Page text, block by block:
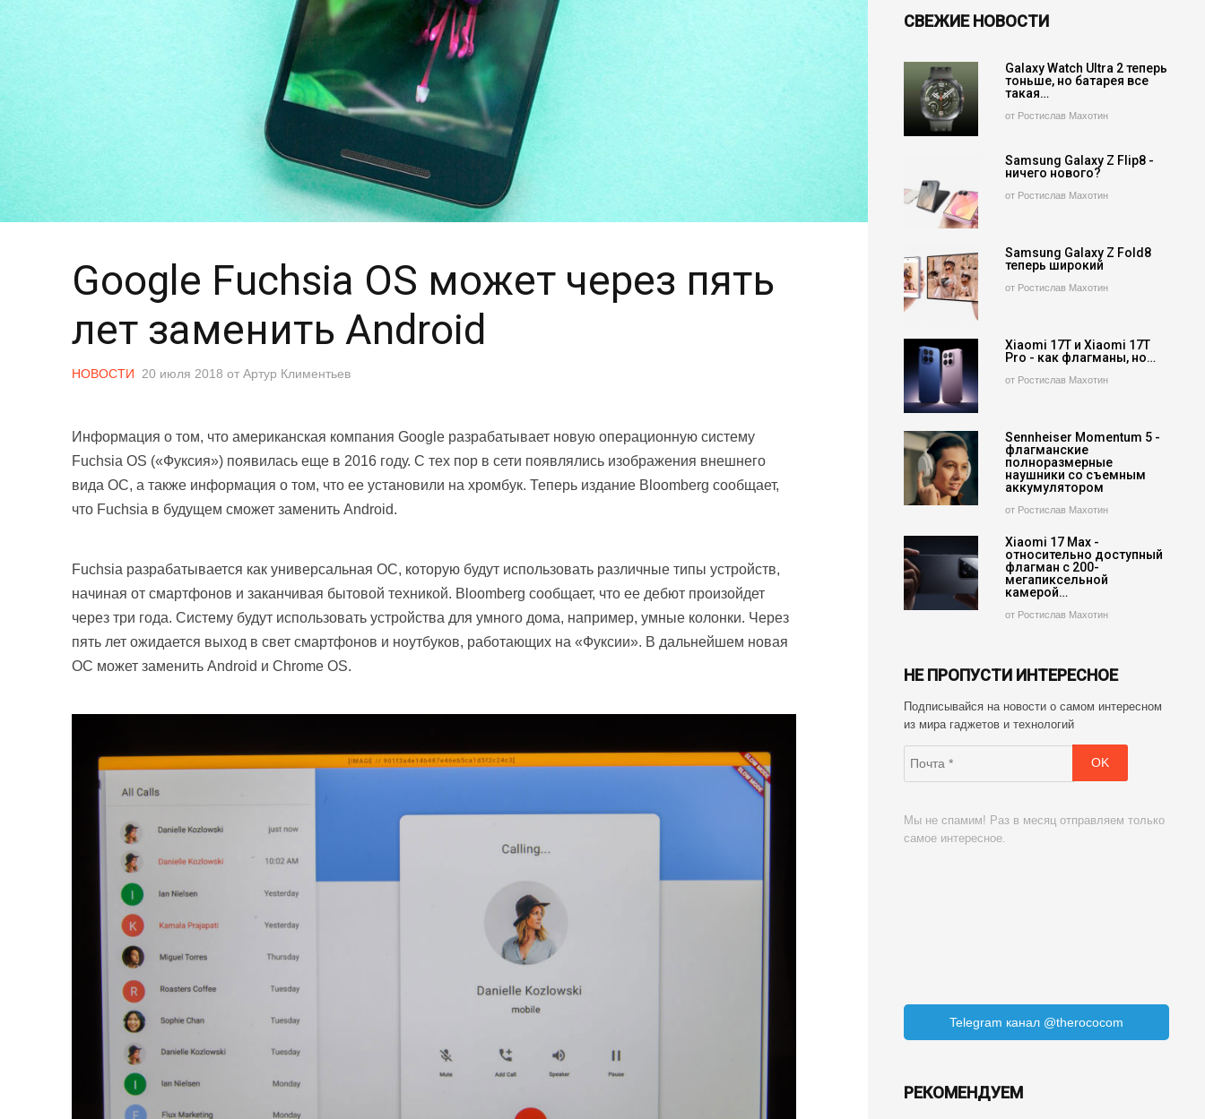
Google Fuchsia OS может через пять
лет заменить Android
НОВОСТИ 20 июля 2018 от Артур Климентьев
Информация о том, что американская компания Google разрабатывает новую операционную систему
Fuchsia OS («Фуксия») появилась еще в 2016 году. С тех пор в сети появлялись изображения внешнего
вида ОС, а также информация о том, что ее установили на хромбук. Теперь издание Bloomberg сообщает,
что Fuchsia в будущем сможет заменить Android.
Fuchsia разрабатывается как универсальная ОС, которую будут использовать различные типы устройств,
начиная от смартфонов и заканчивая бытовой техникой. Bloomberg сообщает, что ее дебют произойдет
через три года. Систему будут использовать устройства для умного дома, например, умные колонки. Через
пять лет ожидается выход в свет смартфонов и ноутбуков, работающих на «Фуксии». В дальнейшем новая
ОС может заменить Android и Chrome OS.
СВЕЖИЕ НОВОСТИ
Galaxy Watch Ultra 2 теперь
тоньше, но батарея все
такая…
от Ростислав Махотин
Samsung Galaxy Z Flip8 -
ничего нового?
от Ростислав Махотин
Samsung Galaxy Z Fold8
теперь широкий
от Ростислав Махотин
Xiaomi 17T и Xiaomi 17T
Pro - как флагманы, но…
от Ростислав Махотин
Sennheiser Momentum 5 -
флагманские
полноразмерные
наушники со съемным
аккумулятором
от Ростислав Махотин
Xiaomi 17 Max -
относительно доступный
флагман с 200-
мегапиксельной
камерой…
от Ростислав Махотин
НЕ ПРОПУСТИ ИНТЕРЕСНОЕ
Подписывайся на новости о самом интересном
из мира гаджетов и технологий
Мы не спамим! Раз в месяц отправляем только
самое интересное.
Telegram канал @therococom
РЕКОМЕНДУЕМ